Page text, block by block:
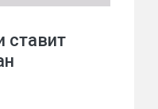
ставит